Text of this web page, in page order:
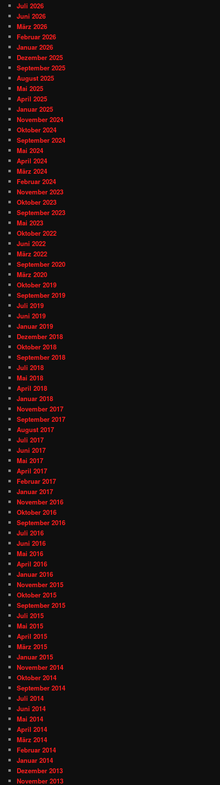
Juli 2026
Juni 2026
März 2026
Februar 2026
Januar 2026
Dezember 2025
September 2025
August 2025
Mai 2025
April 2025
Januar 2025
November 2024
Oktober 2024
September 2024
Mai 2024
April 2024
März 2024
Februar 2024
November 2023
Oktober 2023
September 2023
Mai 2023
Oktober 2022
Juni 2022
März 2022
September 2020
März 2020
Oktober 2019
September 2019
Juli 2019
Juni 2019
Januar 2019
Dezember 2018
Oktober 2018
September 2018
Juli 2018
Mai 2018
April 2018
Januar 2018
November 2017
September 2017
August 2017
Juli 2017
Juni 2017
Mai 2017
April 2017
Februar 2017
Januar 2017
November 2016
Oktober 2016
September 2016
Juli 2016
Juni 2016
Mai 2016
April 2016
Januar 2016
November 2015
Oktober 2015
September 2015
Juli 2015
Mai 2015
April 2015
März 2015
Januar 2015
November 2014
Oktober 2014
September 2014
Juli 2014
Juni 2014
Mai 2014
April 2014
März 2014
Februar 2014
Januar 2014
Dezember 2013
November 2013